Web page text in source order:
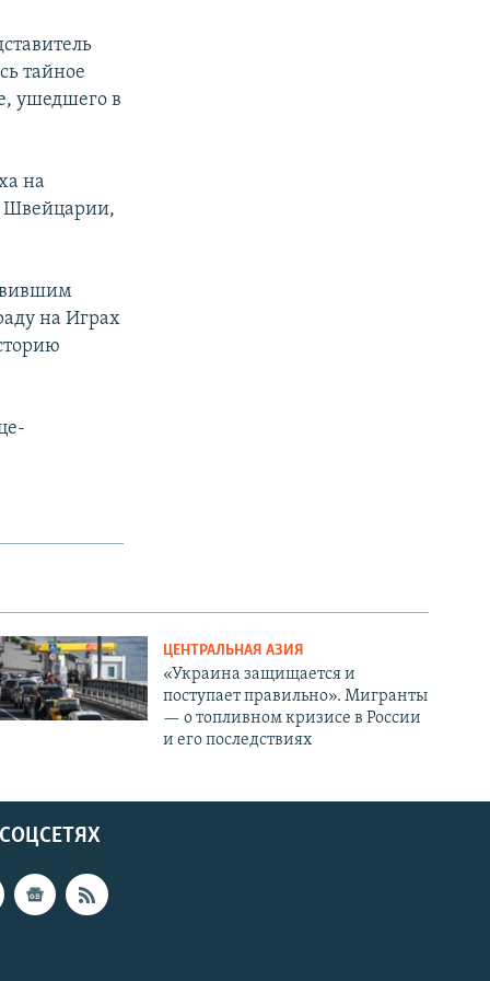
тайное
ушедшего в
на
Швейцарии,
на Играх
ЦЕНТРАЛЬНАЯ АЗИЯ
«Украина защищается и
поступает правильно». Мигранты
— о топливном кризисе в России
и его последствиях